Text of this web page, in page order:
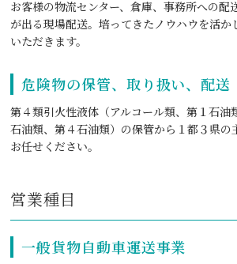
お客様の物流センター、倉庫、事務所への配
が出る現場配送。培ってきたノウハウを活か
いただきます。
危険物の保管、取り扱い、配送
第４類引火性液体（アルコール類、第１石油
石油類、第４石油類）の保管から１都３県の
お任せください。
営業種目
一般貨物自動車運送事業